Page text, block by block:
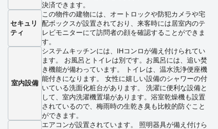
決済できます。
セキュリ
ティ
この物件の建物には、オートロックや防犯カメラや宅
配ボックスが設置されており、来客時には居室内のテ
レビモニターにて訪問者の顔を確認することができま
す。
室内設備
システムキッチンには、IHコンロが備え付けられてい
ます。 お風呂とトイレは別です。お風呂には、追い焚
き機能が備わっています。 トイレは、温水洗浄便座機
能付きになります。 女性に嬉しい設備のシャワーの付
いている洗面化粧台があります。 洗濯に便利な設備と
して、室内洗濯機置場があります。浴室乾燥機も設置
されているので、梅雨時の生乾き臭も比較的防ぐこと
ができます。
エアコンが設置されています。 照明器具が備え付けら